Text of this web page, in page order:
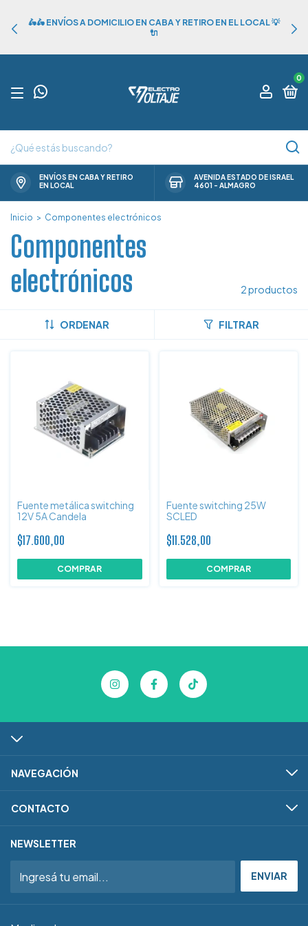
🛵🛵 ENVÍOS A DOMICILIO EN CABA Y RETIRO EN EL LOCAL 💡
🔌
0
ENVÍOS EN CABA Y RETIRO
EN LOCAL
AVENIDA ESTADO DE ISRAEL
4601 - ALMAGRO
Inicio > Componentes electrónicos
Componentes
electrónicos
2 productos
ORDENAR FILTRAR
Fuente metálica switching
12V 5A Candela
$17.600,00
Fuente switching 25W
SCLED
$11.528,00
NAVEGACIÓN
CONTACTO
NEWSLETTER